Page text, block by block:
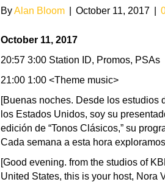
ByAlan Bloom October 11, 2017
October 11, 2017
20:57 3:00 Station ID, Promos, PSAs
21:00 1:00 <Theme music>
[Buenas noches. Desde los estudios
los Estados Unidos, soy su
edición de “Tonos Clásicos,” su
Cada semana a esta hora
[Good evening. from the studios of
United States, this is your host, Nora